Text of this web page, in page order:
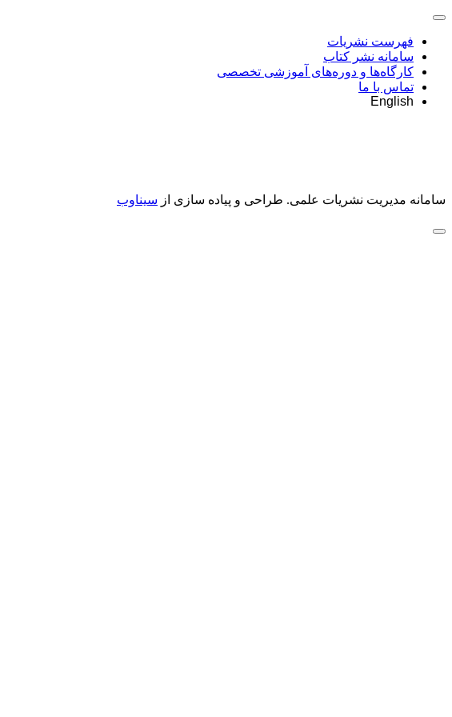
فهرست نشریات
سامانه نشر کتاب
کارگاه‌ها و دوره‌های آموزشی تخصصی
تماس با ما
English
سامانه مدیریت نشریات علمی. طراحی و پیاده سازی از سیناوب